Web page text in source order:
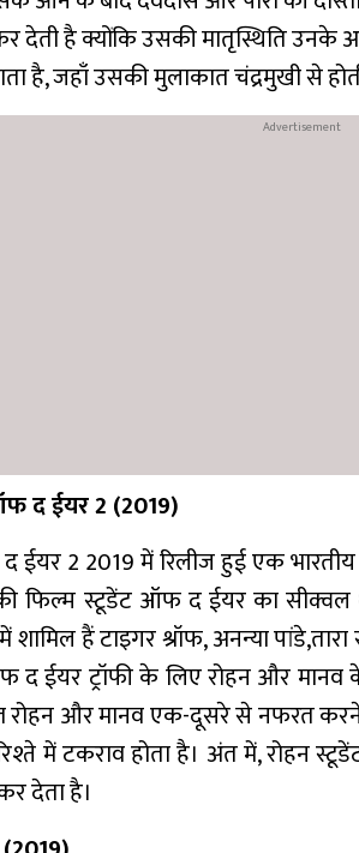
देती है क्योंकि उसकी मातृस्थिति
है, जहाँ उसकी मुलाकात चंद्रमुखी से
द ईयर 2 (2019)
2 2019 में रिलीज हुई एक भारतीय
फिल्म स्टूडेंट ऑफ द ईयर का सीक्वल
शामिल हैं टाइगर श्रॉफ, अनन्या
ईयर ट्रॉफी के लिए रोहन और मानव
रोहन और मानव एक-दूसरे से नफरत
में टकराव होता है। अंत में, रोहन
देता है।